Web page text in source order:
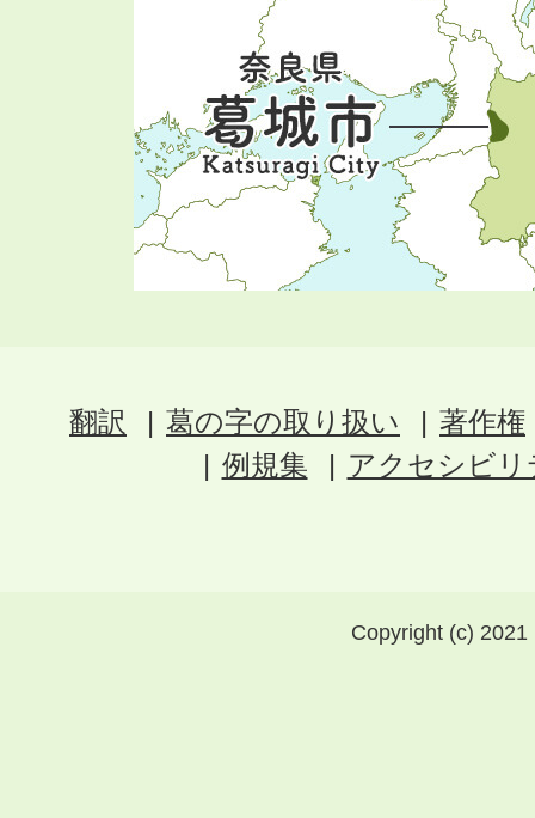
翻訳 葛の字の取り扱い
著作権
例規集
アクセシビ
Copyright (c)